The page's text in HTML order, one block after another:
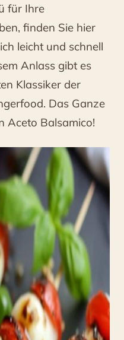
für Ihre
finden Sie hier
leicht und schnell
Anlass gibt es
Klassiker der
Das Ganze
Aceto Balsamico!